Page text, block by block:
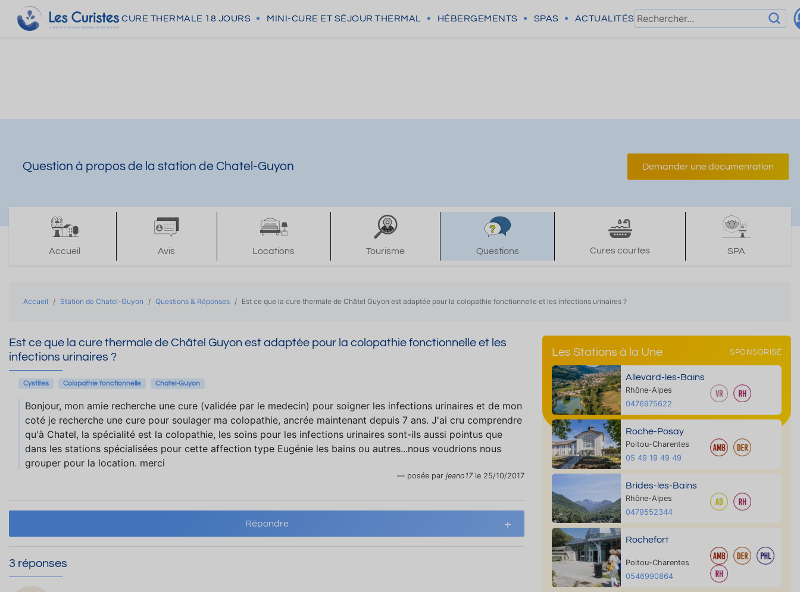
CURE THERMALE 18 JOURS MINI-CURE ET SÉJOUR THERMAL HÉBERGEMENTS SPAS ACTUALITÉS
Question à propos de la station de Chatel-Guyon Demander une documentation
Accueil Avis Locations Tourisme Questions Cures courtes SPA
Accueil Station de Chatel-Guyon Questions & Réponses Est ce que la cure thermale de Châtel Guyon est adaptée pour la colopathie fonctionnelle et les infections urinaires ?
Est ce que la cure thermale de Châtel Guyon est adaptée pour la colopathie fonctionnelle et les
infections urinaires ?
Cystites Colopathie fonctionnelle Chatel-Guyon
Bonjour, mon amie recherche une cure (validée par le medecin) pour soigner les infections urinaires et de mon
coté je recherche une cure pour soulager ma colopathie, ancrée maintenant depuis 7 ans. J'ai cru comprendre
qu'à Chatel, la spécialité est la colopathie, les soins pour les infections urinaires sont-ils aussi pointus que
dans les stations spécialisées pour cette affection type Eugénie les bains ou autres...nous voudrions nous
grouper pour la location. merci
posée par jeano17le 25/10/2017
Répondre
3 réponses
Les Stations à la Une SPONSORISÉ
Allevard-les-Bains
Rhône-Alpes
0476975622
Roche-Posay
Poitou-Charentes
05 49 19 49 49
Brides-les-Bains
Rhône-Alpes
0479552344
Rochefort
Poitou-Charentes
0546990864